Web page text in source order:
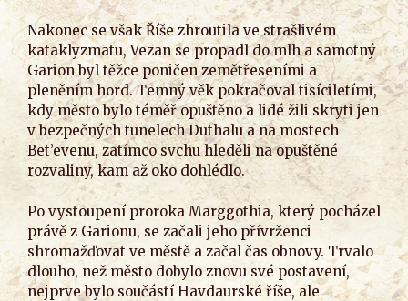
Nakonec se však Říše zhroutila ve strašlivém
kataklyzmatu, Vezan se propadl do mlh a samotný
Garion byl těžce poničen zemětřeseními a
pleněním hord. Temný věk pokračoval tisíciletími,
kdy město bylo téměř opuštěno a lidé žili skryti jen
v bezpečných tunelech Duthalu a na mostech
Bet’evenu, zatímco svchu hleděli na opuštěné
rozvaliny, kam až oko dohlédlo.
Po vystoupení proroka Marggothia, který pocházel
právě z Garionu, se začali jeho přívrženci
shromažďovat ve městě a začal čas obnovy. Trvalo
dlouho, než město dobylo znovu své postavení,
nejprve bylo součástí Havdaurské říše, ale